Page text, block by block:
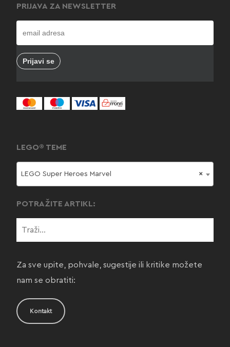
PRIJAVA ZA NEWSLETTER
LEGO® TEME
×
LEGO Super Heroes Marvel
POTRAŽITE ARTIKL:
Za sve upite, pohvale, sugestije ili kritike možete
nam se obratiti:
Kontakt